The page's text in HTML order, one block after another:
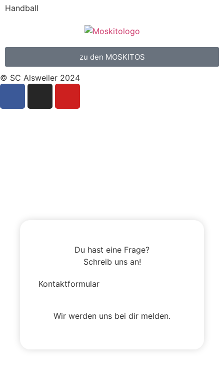
Handball
zu den MOSKITOS
© SC Alsweiler 2024
Du hast eine Frage?
Schreib uns an!
Kontaktformular
Wir werden uns bei dir melden.